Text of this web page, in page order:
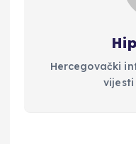
Hercegovački
vijesti